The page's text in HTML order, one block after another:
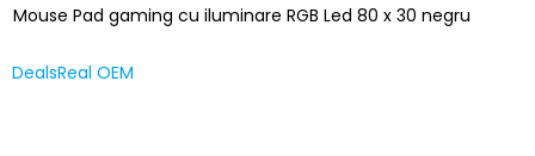
Mouse Pad gaming cu iluminare RGB Led 80 x 30 negru
DealsReal OEM